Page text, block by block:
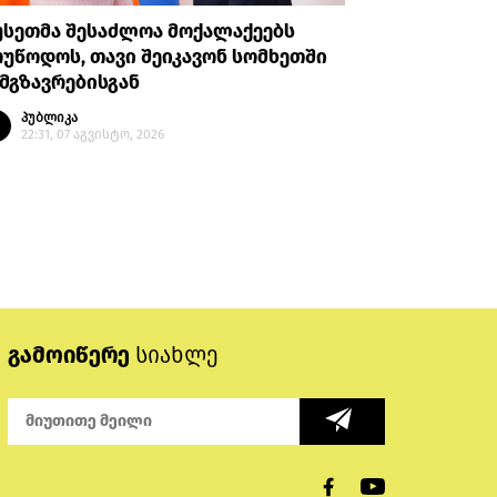
შესაძლოა მოქალაქეებს
თავი შეიკავონ სომხეთში
პუბლიკა
22:31, 07 აგვისტო, 2026
გამოიწერე სიახლე